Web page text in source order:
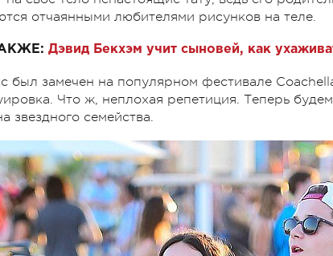
отчаянными любителями рисунков на теле.
Дэвид Бекхэм учит сыновей, как
был замечен на популярном фестивале
Что ж, неплохая репетиция. Теперь
звездного семейства.